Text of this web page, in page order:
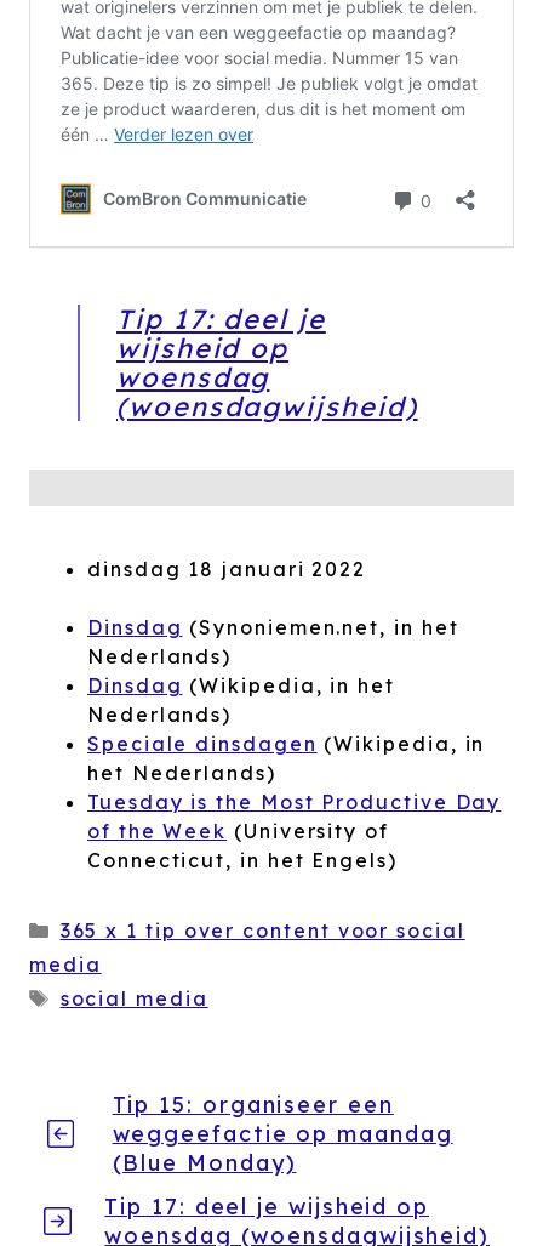
Tip 17: deel je
wijsheid op
woensdag
(woensdagwijsheid)
dinsdag 18 januari 2022
Dinsdag (Synoniemen.net, in het
Nederlands)
Dinsdag (Wikipedia, in het
Nederlands)
Speciale dinsdagen (Wikipedia, in
het Nederlands)
Tuesday is the Most Productive Day
of the Week (University of
Connecticut, in het Engels)
Categorieën
365 x 1 tip over content voor social
media
Tags
social media
Tip 15: organiseer een
weggeefactie op maandag
(Blue Monday)
Tip 17: deel je wijsheid op
woensdag (woensdagwijsheid)